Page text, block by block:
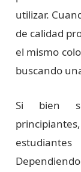
utilizar.
de calidad
el mismo
buscando
Si bien